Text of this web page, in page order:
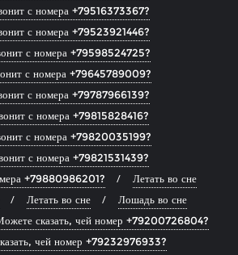
с номера +79516373367?
с номера +79523921446?
с номера +79598524725?
с номера +79645789009?
с номера +79787966139?
с номера +79815828416?
с номера +79820035199?
с номера +79821531439?
+79880986201?
Летать во сне
Летать во сне
Лошадь во сне
сказать, чей номер +79200726804?
чей номер +79232976933?